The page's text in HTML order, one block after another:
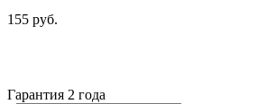
155 руб.
Гарантия 2 года